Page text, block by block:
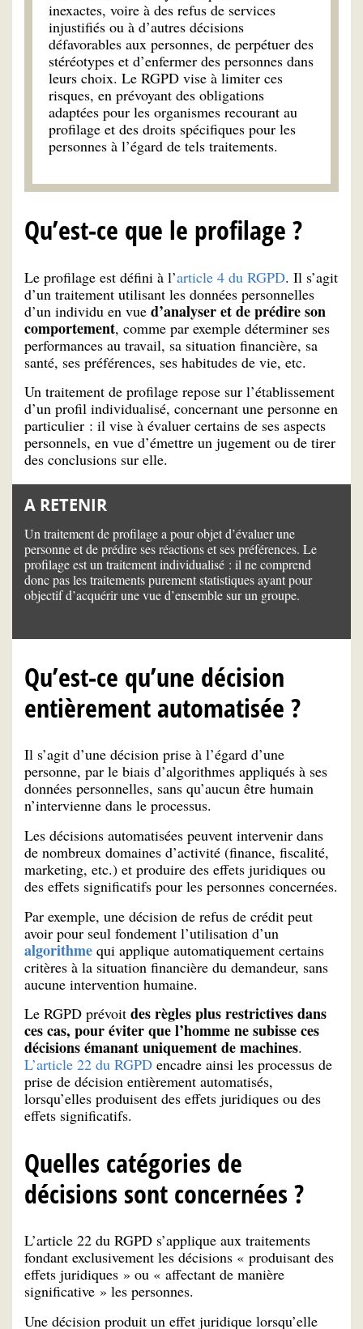
inexactes, voire à des refus de services
injustifiés ou à d’autres décisions
défavorables aux personnes, de perpétuer des
stéréotypes et d’enfermer des personnes dans
leurs choix. Le RGPD vise à limiter ces
risques, en prévoyant des obligations
adaptées pour les organismes recourant au
profilage et des droits spécifiques pour les
personnes à l’égard de tels traitements.
Qu’est-ce que le profilage ?
Le profilage est défini à l’article 4 du RGPD. Il s’agit
d’un traitement utilisant les données personnelles
d’un individu en vue d’analyser et de prédire son
comportement, comme par exemple déterminer ses
performances au travail, sa situation financière, sa
santé, ses préférences, ses habitudes de vie, etc.
Un traitement de profilage repose sur l’établissement
d’un profil individualisé, concernant une personne en
particulier : il vise à évaluer certains de ses aspects
personnels, en vue d’émettre un jugement ou de tirer
des conclusions sur elle.
A RETENIR
Un traitement de profilage a pour objet d’évaluer une
personne et de prédire ses réactions et ses préférences. Le
profilage est un traitement individualisé : il ne comprend
donc pas les traitements purement statistiques ayant pour
objectif d’acquérir une vue d’ensemble sur un groupe.
Qu’est-ce qu’une décision
entièrement automatisée ?
Il s’agit d’une décision prise à l’égard d’une
personne, par le biais d’algorithmes appliqués à ses
données personnelles, sans qu’aucun être humain
n’intervienne dans le processus.
Les décisions automatisées peuvent intervenir dans
de nombreux domaines d’activité (finance, fiscalité,
marketing, etc.) et produire des effets juridiques ou
des effets significatifs pour les personnes concernées.
Par exemple, une décision de refus de crédit peut
avoir pour seul fondement l’utilisation d’un
algorithme qui applique automatiquement certains
critères à la situation financière du demandeur, sans
aucune intervention humaine.
Le RGPD prévoit des règles plus restrictives dans
ces cas, pour éviter que l’homme ne subisse ces
décisions émanant uniquement de machines.
L’article 22 du RGPD encadre ainsi les processus de
prise de décision entièrement automatisés,
lorsqu’elles produisent des effets juridiques ou des
effets significatifs.
Quelles catégories de
décisions sont concernées ?
L’article 22 du RGPD s’applique aux traitements
fondant exclusivement les décisions « produisant des
effets juridiques » ou « affectant de manière
significative » les personnes.
Une décision produit un effet juridique lorsqu’elle